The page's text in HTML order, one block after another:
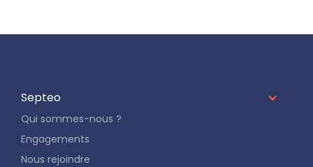
Septeo
Qui sommes-nous ?
Engagements
Nous rejoindre